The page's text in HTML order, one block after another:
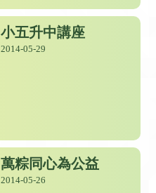
小五升中講座
2014-05-29
萬粽同心為公益
2014-05-26